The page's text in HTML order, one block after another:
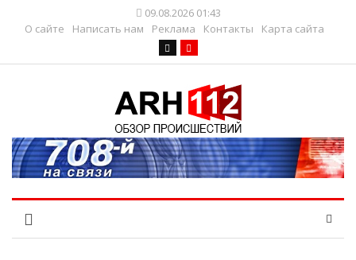
09.08.2026 01:43
О сайте
Написать нам Реклама Контакты Карта сайта